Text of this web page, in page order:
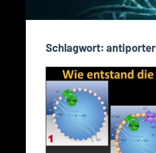
Schlagwort: antiporter